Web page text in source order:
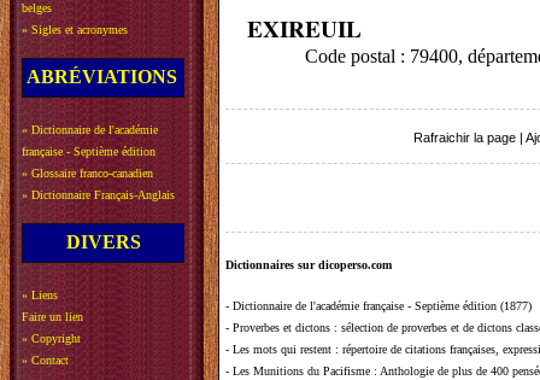
belges
» Sigles et acronymes
ABRÉVIATIONS
» Dictionnaire de l'académie
française - Septième édition
» Glossaire franco-canadien
» Dictionnaire Français-Anglais
DIVERS
» Liens
Faire un lien
» Copyright
» Contact
EXIREUIL
Code postal : 79400,
Rafraichir la page
Dictionnaires sur dicoperso.com
- Dictionnaire de l'académie française - Septième édition (1877)
- Proverbes et dictons : sélection de proverbes et de dictons
- Les mots qui restent : répertoire de citations françaises,
- Les Munitions du Pacifisme : Anthologie de plus de 400